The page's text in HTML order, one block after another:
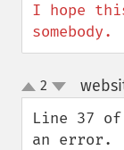
I hope
somebody.
up
down
2
Line 37 of
an error.